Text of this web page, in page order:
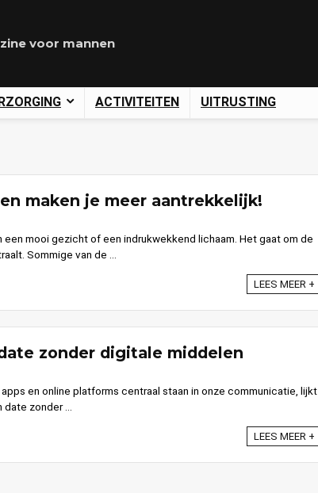
voor mannen
ACTIVITEITEN UITRUSTING
maken je meer aantrekkelijk!
mooi gezicht of een indrukwekkend lichaam. Het gaat om de
Sommige van de ...
LEES MEER +
zonder digitale middelen
en online platforms centraal staan in onze communicatie, lijkt
zonder ...
LEES MEER +